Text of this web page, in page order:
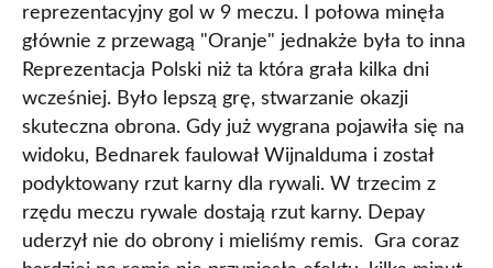
reprezentacyjny gol w 9 meczu. I połowa minęła
głównie z przewagą "Oranje" jednakże była to inna
Reprezentacja Polski niż ta która grała kilka dni
wcześniej. Było lepszą grę, stwarzanie okazji
skuteczna obrona. Gdy już wygrana pojawiła się na
widoku, Bednarek faulował Wijnalduma i został
podyktowany rzut karny dla rywali. W trzecim z
rzędu meczu rywale dostają rzut karny. Depay
uderzył nie do obrony i mieliśmy remis. Gra coraz